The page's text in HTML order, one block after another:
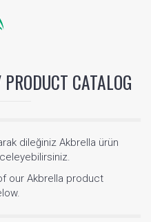
CATALOG
our Akbrella product